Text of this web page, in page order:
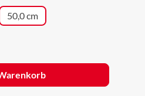
50,0 cm
den gewünschten